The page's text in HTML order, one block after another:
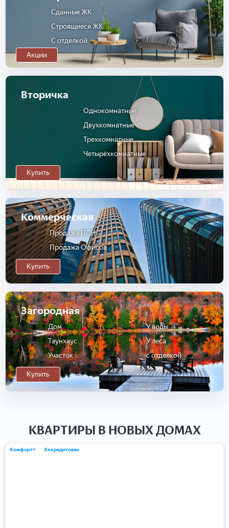
Сданные ЖК
Строящиеся ЖК
С отделкой
Акции
Вторичка
Однокомнатные
Двухкомнатные
Трехкомнатные
Четырёхкомнатные
Купить
Коммерческая
Продажа ПСН
Продажа Офисов
Купить
Загородная
Дом
Таунхаус
Участок
У воды
У леса
с отделкой
Купить
КВАРТИРЫ В НОВЫХ ДОМАХ
Комфорт+ Аккредитован